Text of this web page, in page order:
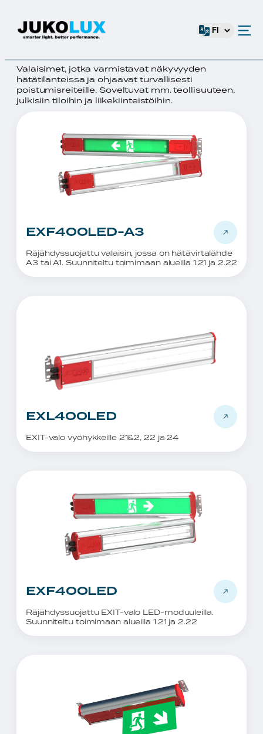
V
i
t
l
i
EXF400LED-A3
TURVA- JA
OPASTEVALAISIMET
Valaisimet, jotka varmistavat näkyvyyden
hätätilanteissa ja ohjaavat turvallisesti
poistumisreiteille. Soveltuvat mm. teollisuuteen,
julkisiin tiloihin ja liikekiinteistöihin.
EXF400LED-A3
Räjähdyssuojattu valaisin, jossa on hätävirtalähde
A3 tai A1. Suunniteltu toimimaan alueilla 1.21 ja 2.22
EXL400LED
EXIT-valo vyöhykkeille 21&2, 22 ja 24
EXF400LED
Räjähdyssuojattu EXIT-valo LED-moduuleilla.
Suunniteltu toimimaan alueilla 1.21 ja 2.22